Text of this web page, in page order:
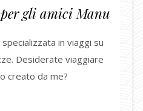
gli amici Manu
in viaggi su
Desiderate viaggiare
creato da me?